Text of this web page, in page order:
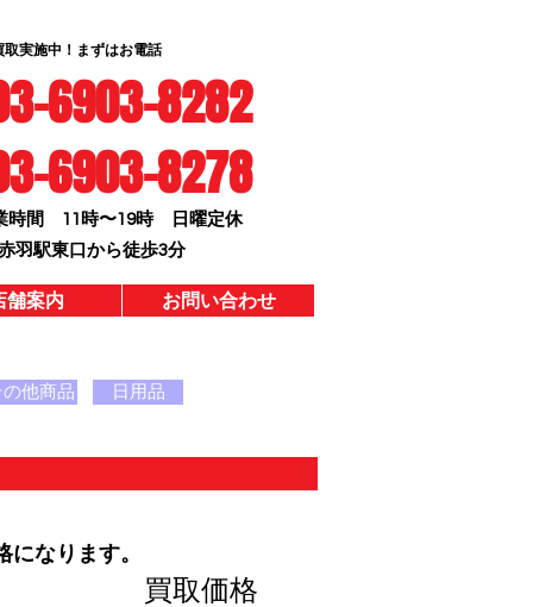
取実施中！まずはお電話
6903-8282
6903-8278
時間 11時〜19時 日曜定休
羽駅東口から徒歩3分
舗案内 お問い合わせ
の他商品 日用品
なります。
買取価格